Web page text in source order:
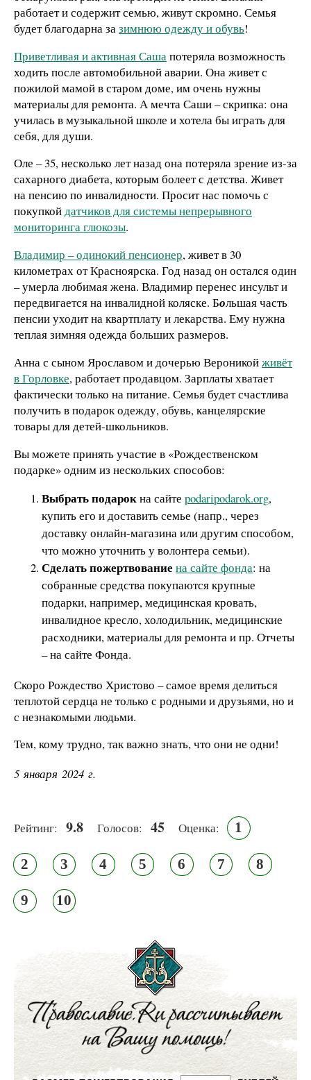
работает и содержит семью, живут скромно. Семья
будет благодарна зазимнюю одежду и обувь!
Приветливая и активная Саша потеряла возможность
ходить после автомобильной аварии. Она живет с
пожилой мамой в старом доме, им очень нужны
материалы для ремонта. А мечта Саши – скрипка: она
училась в музыкальной школе и хотела бы играть для
себя, для души.
Оле – 35, несколько лет назад она потеряла зрение из-за
сахарного диабета, которым болеет с детства. Живет
на пенсию по инвалидности. Просит нас помочь с
покупкойдатчиков для системы непрерывного
мониторинга глюкозы.
Владимир – одинокий пенсионер, живет в 30
километрах от Красноярска. Год назад он остался один
– умерла любимая жена. Владимир перенес инсульт и
передвигается на инвалидной коляске. Большая часть
пенсии уходит на квартплату и лекарства. Ему нужна
теплая зимняя одежда больших размеров.
Анна с сыном Ярославом и дочерью Вероникойживёт
в Горловке, работает продавцом. Зарплаты хватает
фактически только на питание. Семья будет счастлива
получить в подарок одежду, обувь, канцелярские
товары для детей-школьников.
Вы можете принять участие в «Рождественском
подарке» одним из нескольких способов:
Выбрать подарокна сайте podaripodarok.org,
купить его и доставить семье (напр., через
доставку онлайн-магазина или другим способом,
что можно уточнить у волонтера семьи).
Сделать пожертвование на сайте фонда: на
собранные средства покупаются крупные
подарки, например, медицинская кровать,
инвалидное кресло, холодильник, медицинские
расходники, материалы для ремонта и пр. Отчеты
– на сайте Фонда.
Скоро Рождество Христово – самое время делиться
теплотой сердца не только с родными и друзьями, но и
с незнакомыми людьми.
Тем, кому трудно, так важно знать, что они не одни!
5 января 2024 г.
Рейтинг: 9.8 Голосов: 45 Оценка: 1
2 3 4 5 6 7 8
9 10